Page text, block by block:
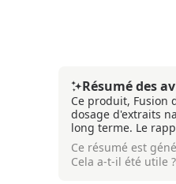
Résumé des
Ce produit, Fusion
dosage d'extraits
long terme. Le
Ce résumé est
Cela a-t-il été utile ?